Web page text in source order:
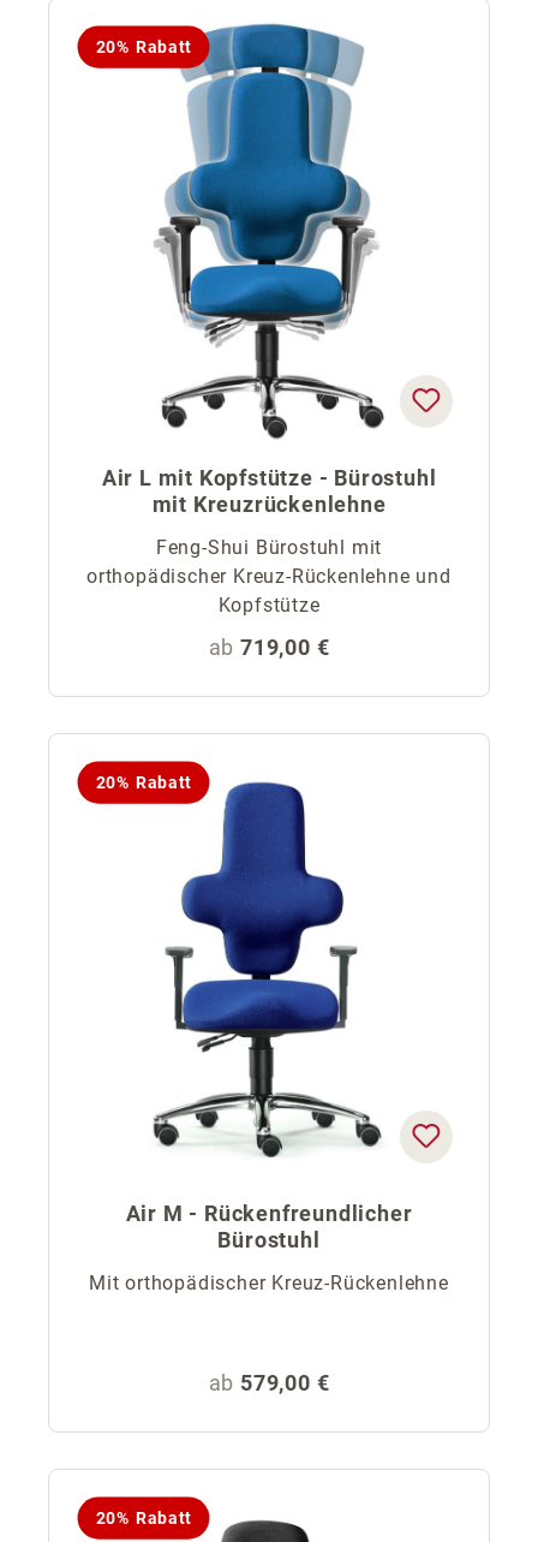
20% Rabatt
Air L mit Kopfstütze - Bürostuhl
mit Kreuzrückenlehne
Feng-Shui Bürostuhl mit
orthopädischer Kreuz-Rückenlehne und
Kopfstütze
Regulärer Preis:
ab 719,00 €
20% Rabatt
Air M - Rückenfreundlicher
Bürostuhl
Mit orthopädischer Kreuz-Rückenlehne
Regulärer Preis:
ab 579,00 €
20% Rabatt